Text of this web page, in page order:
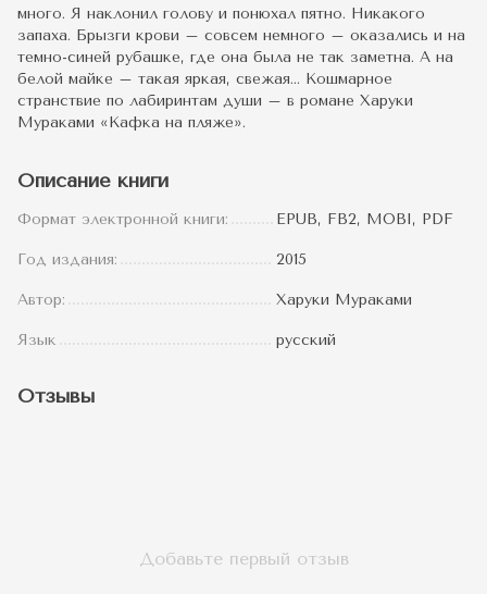
много. Я наклонил голову и понюхал пятно. Никакого
запаха. Брызги крови – совсем немного – оказались и на
темно-синей рубашке, где она была не так заметна. А на
белой майке – такая яркая, свежая… Кошмарное
странствие по лабиринтам души – в романе Харуки
Мураками «Кафка на пляже».
Описание книги
Формат электронной книги: EPUB, FB2, MOBI, PDF
Год издания: 2015
Автор: Харуки Мураками
Язык русский
Отзывы
Добавьте первый отзыв